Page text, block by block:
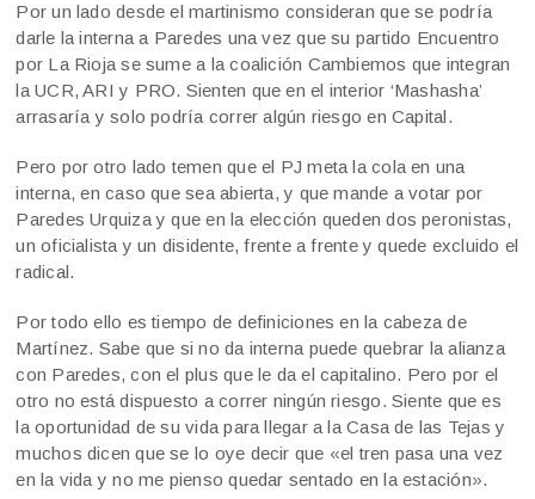
Por un lado desde el martinismo consideran que se podría
darle la interna a Paredes una vez que su partido Encuentro
por La Rioja se sume a la coalición Cambiemos que integran
la UCR, ARI y PRO. Sienten que en el interior ‘Mashasha’
arrasaría y solo podría correr algún riesgo en Capital.
Pero por otro lado temen que el PJ meta la cola en una
interna, en caso que sea abierta, y que mande a votar por
Paredes Urquiza y que en la elección queden dos peronistas,
un oficialista y un disidente, frente a frente y quede excluido el
radical.
Por todo ello es tiempo de definiciones en la cabeza de
Martínez. Sabe que si no da interna puede quebrar la alianza
con Paredes, con el plus que le da el capitalino. Pero por el
otro no está dispuesto a correr ningún riesgo. Siente que es
la oportunidad de su vida para llegar a la Casa de las Tejas y
muchos dicen que se lo oye decir que «el tren pasa una vez
en la vida y no me pienso quedar sentado en la estación».